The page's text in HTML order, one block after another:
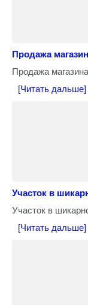
Продажа
Продажа
[Читать дальше]
Участок в
Участок в
[Читать дальше]